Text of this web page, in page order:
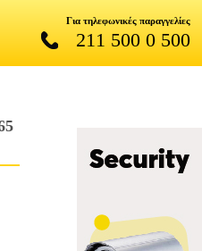
Για τηλεφωνικές παραγγελίες
211 500 0 500